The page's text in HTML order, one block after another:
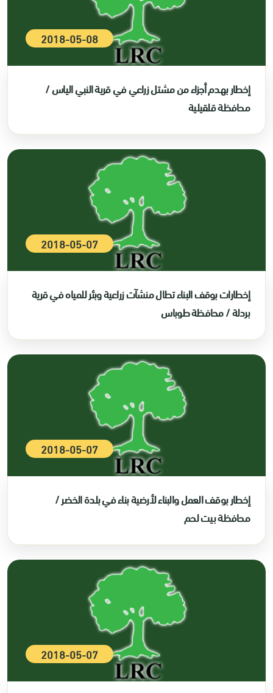
2018-05-08
إخطار بهدم أجزاء من مشتل زراعي في قرية النبي الياس /
محافظة قلقيلية
2018-05-07
إخطارات بوقف البناء تطال منشآت زراعية وبئر للمياه في قرية
بردلة / محافظة طوباس
2018-05-07
إخطار بوقف العمل والبناء لأرضية بناء في بلدة الخضر /
محافظة بيت لحم
2018-05-07